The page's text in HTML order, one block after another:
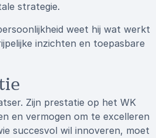
strategie.
weet hij wat werkt
inzichten en toepasbare
Zijn prestatie op het WK
en vermogen om te excelleren
succesvol wil innoveren, moet